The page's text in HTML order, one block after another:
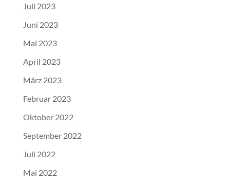
Juli 2023
Juni 2023
Mai 2023
April 2023
März 2023
Februar 2023
Oktober 2022
September 2022
Juli 2022
Mai 2022